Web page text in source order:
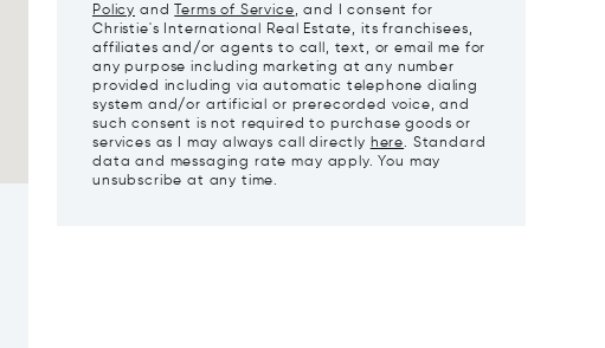
Policy and Terms of Service, and I consent for
Christie's International Real Estate, its franchisees,
affiliates and/or agents to call, text, or email me for
any purpose including marketing at any number
provided including via automatic telephone dialing
system and/or artificial or prerecorded voice, and
such consent is not required to purchase goods or
services as I may always call directly here. Standard
data and messaging rate may apply. You may
unsubscribe at any time.